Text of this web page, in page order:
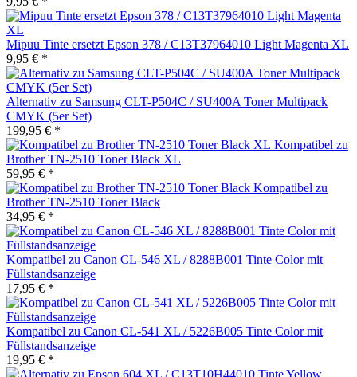
Mipuu Tinte ersetzt Epson 378 / C13T37964010 Light Magenta XL
9,95 € *
Alternativ zu Samsung CLT-P504C / SU400A Toner Multipack
CMYK (5er Set)
199,95 € *
Kompatibel zu
Brother TN-2510 Toner Black XL
59,95 € *
Kompatibel zu
Brother TN-2510 Toner Black
34,95 € *
Kompatibel zu Canon CL-546 XL / 8288B001 Tinte Color mit
Füllstandsanzeige
17,95 € *
Kompatibel zu Canon CL-541 XL / 5226B005 Tinte Color mit
Füllstandsanzeige
19,95 € *